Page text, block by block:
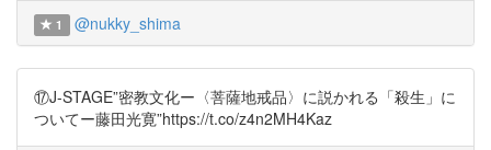
1 @nukky_shima
⑰J-STAGE”密教文化ー〈菩薩地戒品〉に説かれる「殺生」に
ついてー藤田光寛”https://t.co/z4n2MH4Kaz